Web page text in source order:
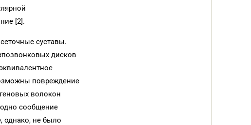
[2].
суставы.
дисков
повреждение
волокон
сообщение
однако, не было